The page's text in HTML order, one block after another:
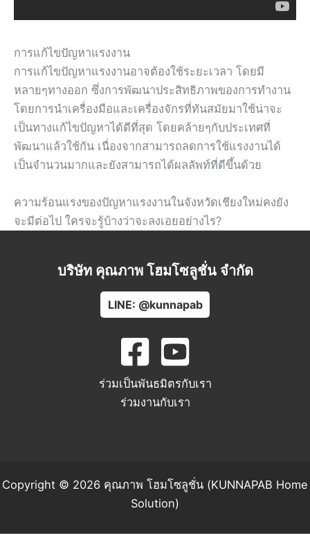
การแก้ไขปัญหาแรงงาน
การแก้ไขปัญหาแรงงานอาจต้องใช้ระยะเวลา โดยมี
หลายๆทางออก ซึ่งการพัฒนาประสิทธิภาพของการทำงาน
โดยการนำเครื่องมือและเครื่องจักรที่ทันสมัยมาใช้น่าจะ
เป็นทางแก้ไขปัญหาได้ดีที่สุด โดยคล้ายๆกับประเทศที่
พัฒนาแล้วใช้กัน เนื่องจากสามารถลดการใช้แรงงานได้
เป็นจำนวนมากและยังสามารถได้ผลลัพท์ที่ดีขึ้นด้วย
ความร้อนแรงของปัญหาแรงงานในจังหวัดเชียงใหม่คงยัง
จะมีต่อไป ใครจะรู้บ้างว่าจะลงเอยอย่างไร?
บริษัท คุณภาพ โฮมโซลูชั่น จำกัด
LINE: @kunnapab
ร่วมเป็นพันธมิตรกับเรา
ร่วมงานกับเรา
Copyright © 2026 คุณภาพ โฮมโซลูชั่น (KUNNAPAB Home
Solution)